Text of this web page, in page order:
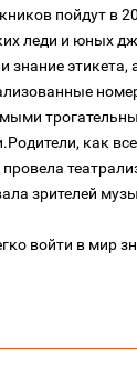
пойдут в
леди и юных
знание
как
зрителей
войти в мир